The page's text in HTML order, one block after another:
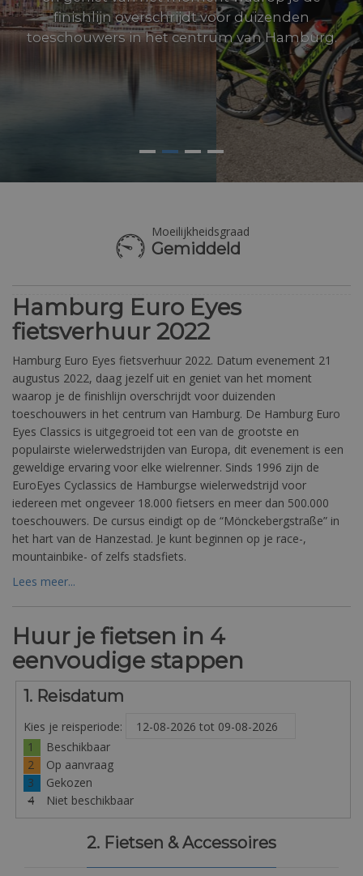
finishlijn overschrijdt voor duizenden
toeschouwers in het centrum van Hamburg.
Moeilijkheidsgraad
Gemiddeld
Hamburg Euro Eyes
fietsverhuur 2022
Hamburg Euro Eyes fietsverhuur 2022. Datum evenement 21
augustus 2022, daag jezelf uit en geniet van het moment
waarop je de finishlijn overschrijdt voor duizenden
toeschouwers in het centrum van Hamburg. De Hamburg Euro
Eyes Classics is uitgegroeid tot een van de grootste en
populairste wielerwedstrijden van Europa, dit evenement is een
geweldige ervaring voor elke wielrenner. Sinds 1996 zijn de
EuroEyes Cyclassics de Hamburgse wielerwedstrijd voor
iedereen met ongeveer 18.000 fietsers en meer dan 500.000
toeschouwers. De cursus eindigt op de “Mönckebergstraße” in
het hart van de Hanzestad. Je kunt beginnen op je race-,
mountainbike- of zelfs stadsfiets.
Lees meer...
Huur je fietsen in 4
eenvoudige stappen
1. Reisdatum
Kies je reisperiode:
1
Beschikbaar
2
Op aanvraag
3
Gekozen
4
Niet beschikbaar
2. Fietsen & Accessoires